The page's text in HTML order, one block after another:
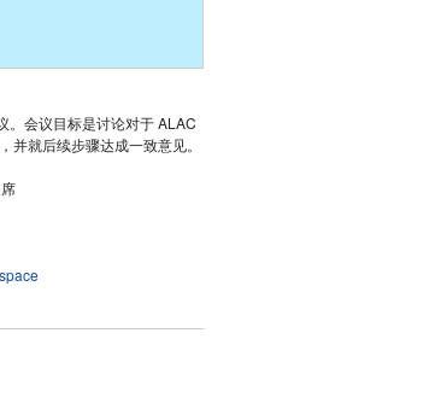
。会议目标是讨论对于 ALAC
就后续步骤达成一致意见。